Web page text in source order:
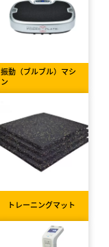
振動（ブルブル）マシ
ン
トレーニングマット